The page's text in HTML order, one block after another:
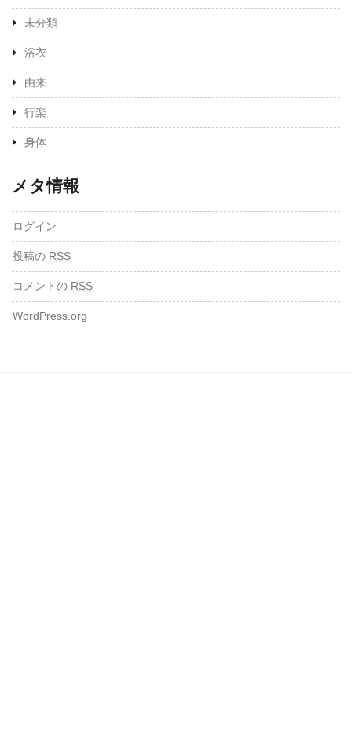
未分類
浴衣
由来
行楽
身体
メタ情報
ログイン
投稿の RSS
コメントの RSS
WordPress.org